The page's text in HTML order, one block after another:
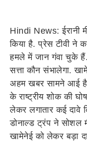
Hindi News: ईरानी
किया है. प्रेस टीवी ने
हमले में जान गंवा चुके
सत्ता कौन संभालेगा.
अहम खबर सामने आई है.
के राष्ट्रीय शोक की
लेकर लगातार कई दावे
डोनाल्ड ट्रंप ने सोशल
खामेनेई को लेकर बड़ा